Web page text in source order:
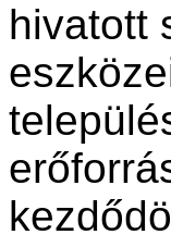
hivatott